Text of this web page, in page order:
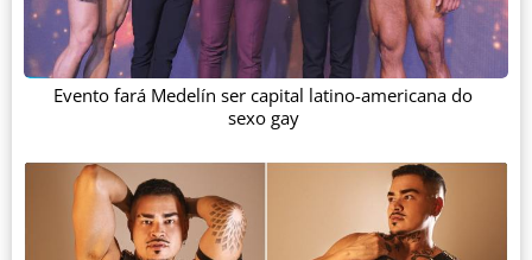
Evento fará Medelín ser capital latino-americana do
sexo gay